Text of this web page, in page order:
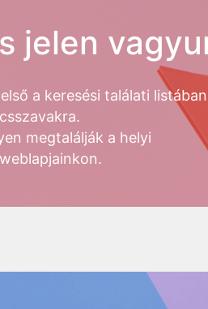
jelen
a keresési találati listában
megtalálják a helyi